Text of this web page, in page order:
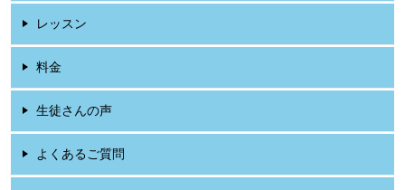
レッスン
料金
生徒さんの声
よくあるご質問